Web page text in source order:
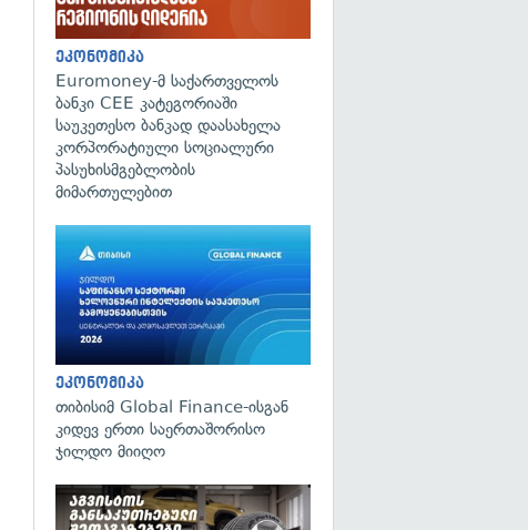
ეკონომიკა
Euromoney-მ საქართველოს
ბანკი CEE კატეგორიაში
საუკეთესო ბანკად დაასახელა
კორპორატიული სოციალური
პასუხისმგებლობის
მიმართულებით
ეკონომიკა
თიბისიმ Global Finance-ისგან
კიდევ ერთი საერთაშორისო
ჯილდო მიიღო